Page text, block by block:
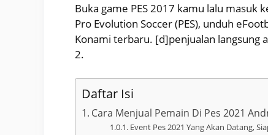
Buka game PES 2017 kamu lalu masuk
Pro Evolution Soccer (PES), unduh
Konami terbaru. [d]penjualan langsung
2.
Daftar Isi
Cara Menjual Pemain Di Pes 2021
Event Pes 2021 Yang Akan Datang,